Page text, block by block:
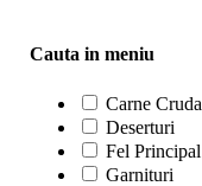
Cauta in meniu
Carne Cruda
Deserturi
Fel Principal
Garnituri